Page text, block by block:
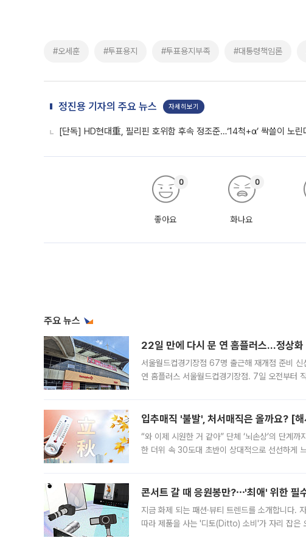
#오세훈 #투표용지 #투표용지부족 #대통령책임론
정진용 기자의 주요 뉴스 자세히보기
[단독] HD현대重, 필리핀 호위함 후속 정조준…‘14척+α’ 싹쓸이 노린
좋아요
0
화나요
0
주요 뉴스
22일 만에 다시 문 연 홈플러스…정상화
서울월드컵경기장점 67명 출근해 재개점 준비
연 홈플러스 서울월드컵경기장점. 7일 오전부터
입추매직 '불발', 처서매직은 올까요? [
“와 이제 시원한 거 같아” 단체 ‘뇌손상’의 단계
한 더위 속 30도대 초반이 상대적으로 선선하게
콘서트 갈 때 응원봉만?⋯'최애' 위한 필
지금 화제 되는 패션·뷰티 트렌드를 소개합니다.
따라 제품을 사는 '디토(Ditto) 소비'가 자리 잡은